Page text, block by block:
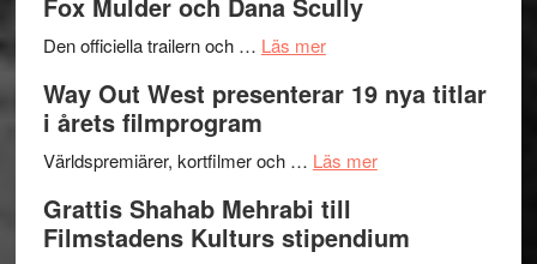
kväll
II
Den officiella trailern och … Läs merom
trailern
The
Files:
I
Way Out West presenterar 19 nya titlar
i årets filmprogram
Världspremiärer, kortfilmer och … Läs merom
West
Grattis Shahab Mehrabi till
Filmstadens Kulturs stipendium